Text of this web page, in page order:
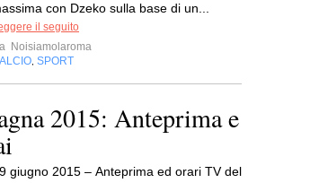
con Dzeko sulla base di un...
il seguito
Noisiamolaroma
SPORT
2015: Anteprima e
giugno 2015 – Anteprima ed orari TV del